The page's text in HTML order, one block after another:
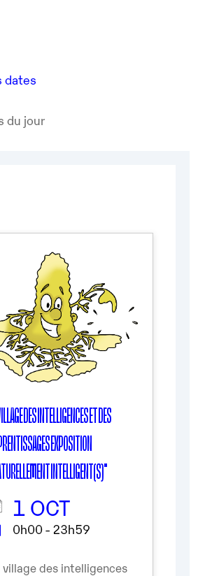
dates
du jour
DES INTELLIGENCES ET DES
EXPOSITION
INTELLIGENT(S)"
1 OCT
0h00 - 23h59
village des intelligences